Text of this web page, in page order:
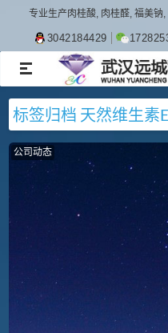
专业生产肉桂酸, 肉桂醛, 福美钠
3042184429
TOGGLE
NAVIGATION
标签归档 天然维生素E
公司动态